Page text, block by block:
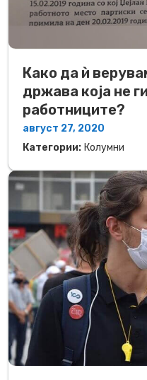
Како да ѝ
држава која не
работниците?
август 27, 2020
Категории: Колумни